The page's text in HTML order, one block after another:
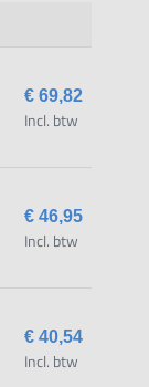
€ 69,82
Incl. btw
€ 46,95
Incl. btw
€ 40,54
Incl. btw